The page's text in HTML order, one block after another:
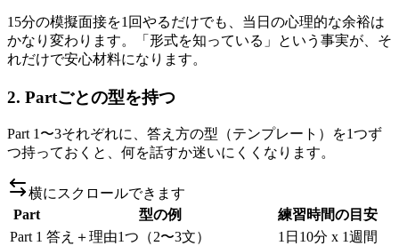
15分の模擬面接を1回やるだけでも、当日の心理的な余裕は
かなり変わります。「形式を知っている」という事実が、そ
れだけで安心材料になります。
2. Partごとの型を持つ
Part 1〜3それぞれに、答え方の型（テンプレート）を1つず
つ持っておくと、何を話すか迷いにくくなります。
横にスクロールできます
Part
型の例
練習時間の目安
Part 1 答え＋理由1つ（2〜3文）
1日10分 x 1週間